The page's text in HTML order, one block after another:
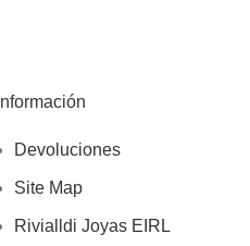
Información
Devoluciones
Site Map
Rivialldi Joyas EIRL